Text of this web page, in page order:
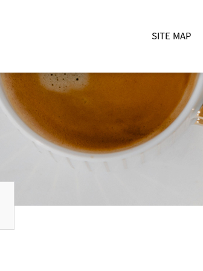
SITE MAP